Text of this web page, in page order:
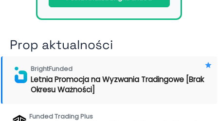
Prop aktualności
BrightFunded
Letnia Promocja na Wyzwania Tradingowe [Brak
Okresu Ważności]
Funded Trading Plus